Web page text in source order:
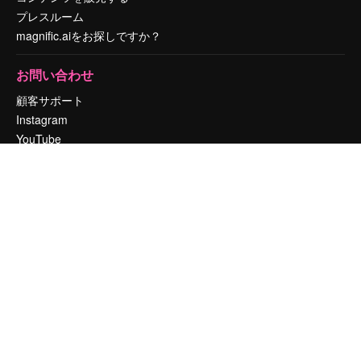
プレスルーム
magnific.aiをお探しですか？
お問い合わせ
顧客サポート
Instagram
YouTube